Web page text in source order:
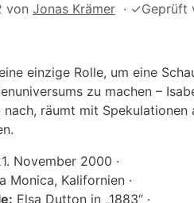
von Jonas Krämer · ✓Geprüft
einzige Rolle, um eine
zu machen –
nach, räumt mit
November 2000 ·
Monica, Kalifornien ·
Elsa Dutton in „1883“ ·